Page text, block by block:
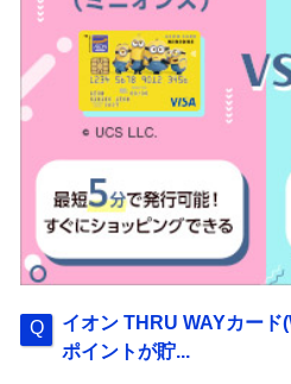
イオン THRU WAYカー
ポイントが貯...